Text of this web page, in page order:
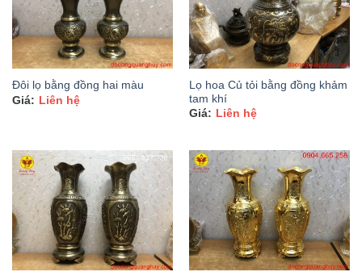
Đôi lọ bằng đồng hai màu
Liên hệ
Lọ hoa Củ tỏi bằng đồng khảm
tam khí
Liên hệ